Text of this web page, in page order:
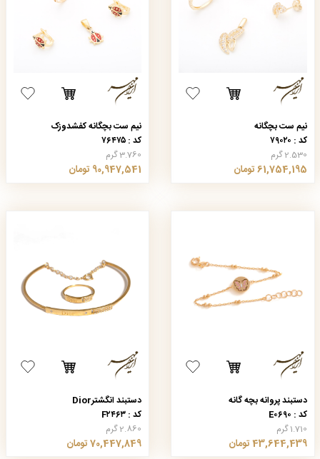
نیم ست بچگانه
کد : ۷۹۰۲۰
2.530 گرم
61,754,195 تومان
نیم ست بچگانه کفشدوزک
کد : ۷۶۴۷۵
3.760 گرم
90,947,541 تومان
دستبند پروانه بچه گانه
کد : E۰۶۹۰
1.710 گرم
43,644,439 تومان
دستبند انگشترDior
کد : F۲۴۶۳
2.860 گرم
70,447,849 تومان